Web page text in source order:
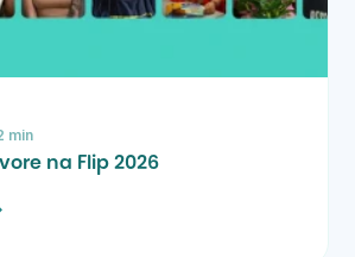
min
na Flip 2026